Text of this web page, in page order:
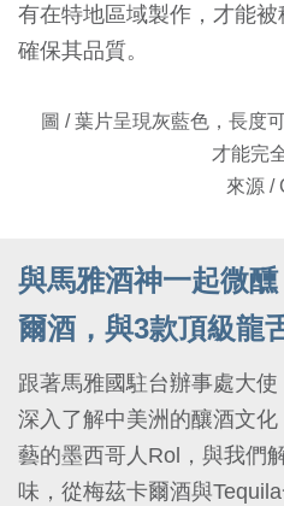
有在特地區域製作，才能
確保其品質。
圖 / 葉片呈現灰藍色，長度
才能完
來源 /
與馬雅酒神一起微
爾酒，與3款頂級龍
跟著馬雅國駐台辦事處大使
深入了解中美洲的釀酒文
藝的墨西哥人Rol，與我們
味，從梅茲卡爾酒與